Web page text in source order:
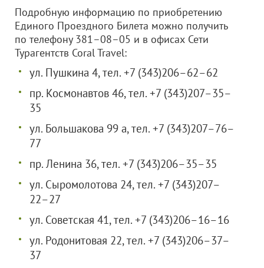
Подробную информацию по приобретению
Единого Проездного Билета можно получить
по телефону 381–08–05 и в офисах Сети
Турагентств Coral Travel:
ул. Пушкина 4, тел. +7 (343)206–62–62
пр. Космонавтов 46, тел. +7 (343)207–35–
35
ул. Большакова 99 а, тел. +7 (343)207–76–
77
пр. Ленина 36, тел. +7 (343)206–35–35
ул. Сыромолотова 24, тел. +7 (343)207–
22–27
ул. Советская 41, тел. +7 (343)206–16–16
ул. Родонитовая 22, тел. +7 (343)206–37–
37